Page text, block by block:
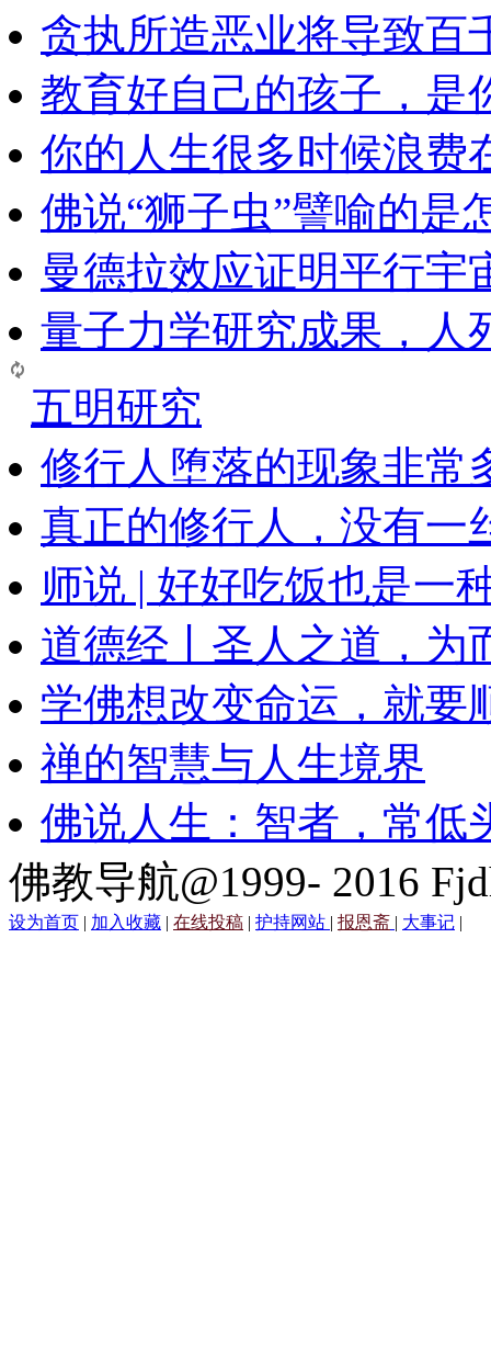
贪执所造恶业将导致百
教育好自己的孩子，是
你的人生很多时候浪费
佛说“狮子虫”譬喻的是
曼德拉效应证明平行宇
量子力学研究成果，人
五明研究
修行人堕落的现象非常
真正的修行人，没有一
师说 | 好好吃饭也是一
道德经丨圣人之道，为
学佛想改变命运，就要
禅的智慧与人生境界
佛说人生：智者，常低
佛教导航@1999- 2016
设为首页 | 加入收藏 | 在线投稿 | 护持网站 | 报恩斋 | 大事记 |